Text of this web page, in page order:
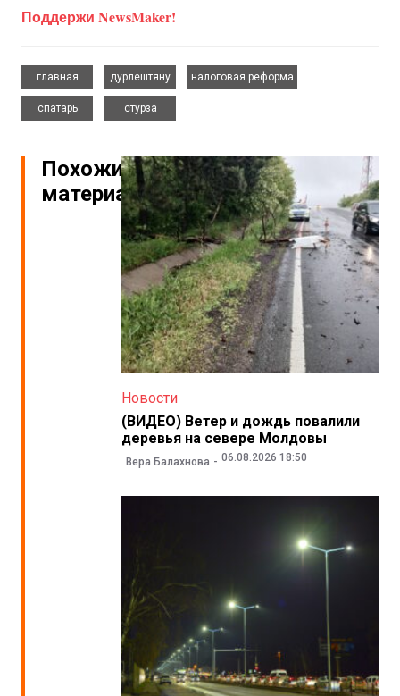
Поддержи NewsMaker!
главная
дурлештяну
налоговая реформа
спатарь
стурза
Похожие
материалы
Новости
(ВИДЕО) Ветер и дождь повалили
деревья на севере Молдовы
Вера Балахнова 06.08.2026 18:50